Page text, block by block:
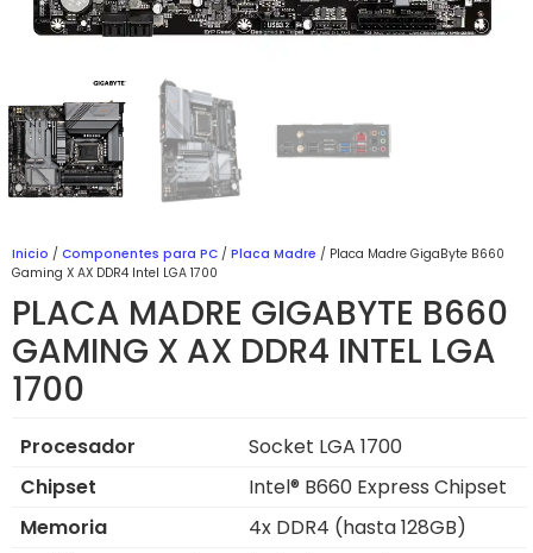
Inicio / Componentes para PC / Placa Madre / Placa Madre GigaByte B660
Gaming X AX DDR4 Intel LGA 1700
PLACA MADRE GIGABYTE B660
GAMING X AX DDR4 INTEL LGA
1700
Procesador
Socket LGA 1700
Chipset
Intel® B660 Express Chipset
Memoria
4x DDR4 (hasta 128GB)